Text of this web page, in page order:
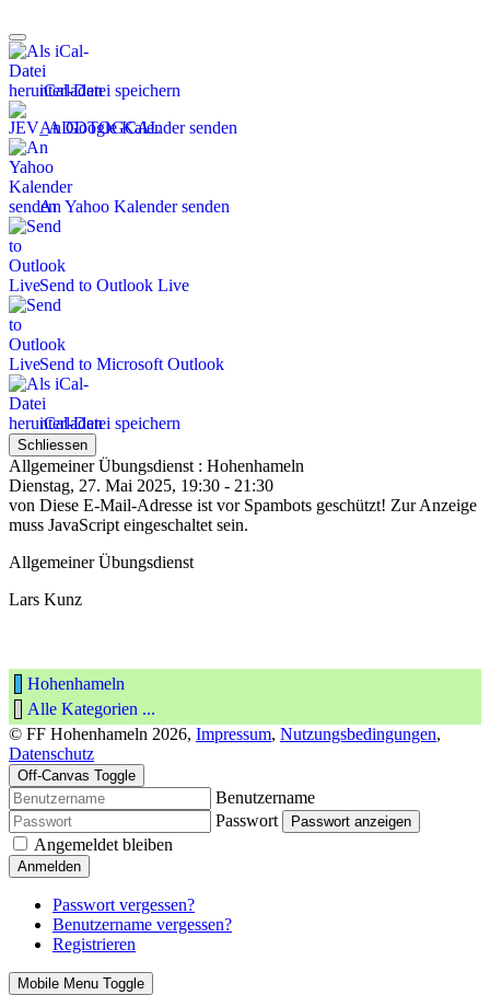
iCal-Datei speichern
An Google Kalender senden
An Yahoo Kalender senden
Send to Outlook Live
Send to Microsoft Outlook
iCal-Datei speichern
Schliessen
Allgemeiner Übungsdienst : Hohenhameln
Dienstag, 27. Mai 2025, 19:30 - 21:30
von Diese E-Mail-Adresse ist vor Spambots geschützt! Zur Anzeige
muss JavaScript eingeschaltet sein.
Allgemeiner Übungsdienst
Lars Kunz
Hohenhameln
Alle Kategorien ...
© FF Hohenhameln 2026, Impressum, Nutzungsbedingungen,
Datenschutz
Off-Canvas Toggle
Benutzername
Passwort
Passwort anzeigen
Angemeldet bleiben
Anmelden
Passwort vergessen?
Benutzername vergessen?
Registrieren
Mobile Menu Toggle